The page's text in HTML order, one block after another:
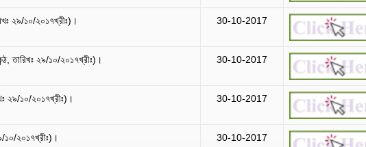
২৯/১০/২০১৭খ্রীঃ)। 30-10-2017
তারিখঃ ২৯/১০/২০১৭খ্রীঃ)। 30-10-2017
২৯/১০/২০১৭খ্রীঃ)। 30-10-2017
১০/২০১৭খ্রীঃ)। 30-10-2017